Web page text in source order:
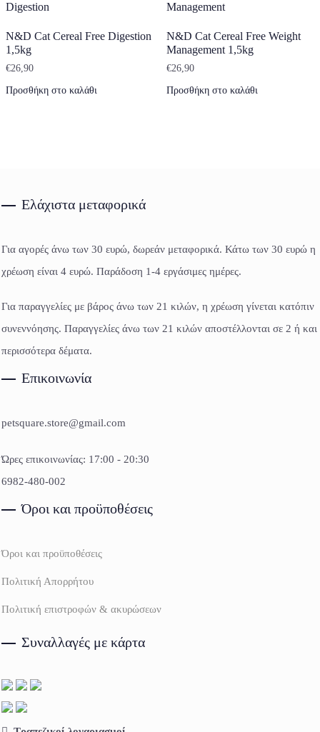
N&D Cat Cereal Free Digestion
1,5kg
€26,90
Προσθήκη στο καλάθι
N&D Cat Cereal Free Weight
Management 1,5kg
€26,90
Προσθήκη στο καλάθι
Ελάχιστα μεταφορικά
Για αγορές άνω των 30 ευρώ, δωρεάν μεταφορικά. Κάτω των 30 ευρώ η
χρέωση είναι 4 ευρώ. Παράδοση 1-4 εργάσιμες ημέρες.
Για παραγγελίες με βάρος άνω των 21 κιλών, η χρέωση γίνεται κατόπιν
συνεννόησης. Παραγγελίες άνω των 21 κιλών αποστέλλονται σε 2 ή και
περισσότερα δέματα.
Επικοινωνία
petsquare.store@gmail.com
Ώρες επικοινωνίας: 17:00 - 20:30
6982-480-002
Όροι και προϋποθέσεις
Όροι και προϋποθέσεις
Πολιτική Απορρήτου
Πολιτική επιστροφών & ακυρώσεων
Συναλλαγές με κάρτα